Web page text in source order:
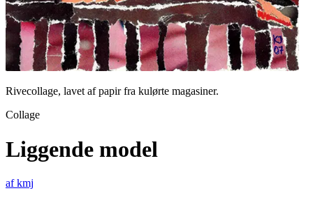
Rivecollage, lavet af papir fra kulørte magasiner.
Collage
Liggende model
afkmj